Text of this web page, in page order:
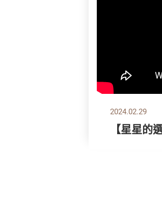
2024.02.29
【星星的